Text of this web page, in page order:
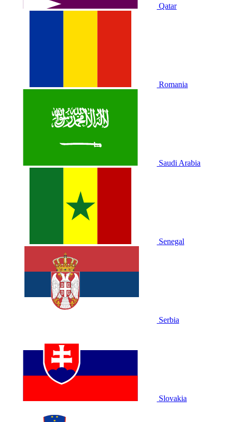
Qatar
Romania
Saudi Arabia
Senegal
Serbia
Slovakia